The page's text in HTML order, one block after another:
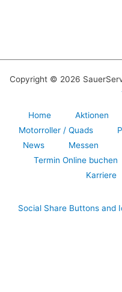
Copyright © 2026
Home Aktionen
Motorroller / Quads
News
Messen
Termin Online buchen
Karriere
Social Share Buttons and